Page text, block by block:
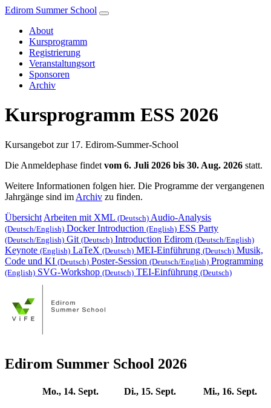
Edirom Summer School
About
Kursprogramm
Registrierung
Veranstaltungsort
Sponsoren
Archiv
Kursprogramm ESS 2026
Kursangebot zur 17. Edirom-Summer-School
Die Anmeldephase findet vom 6. Juli 2026 bis 30. Aug. 2026 statt.
Weitere Informationen folgen hier. Die Programme der vergangenen
Jahrgänge sind im Archiv zu finden.
Übersicht Arbeiten mit XML (Deutsch) Audio-Analysis
(Deutsch/English) Docker Introduction (English) ESS Party
(Deutsch/English) Git (Deutsch) Introduction Edirom (Deutsch/English)
Keynote (English) LaTeX (Deutsch) MEI-Einführung (Deutsch) Musik,
Code und KI (Deutsch) Poster-Session (Deutsch/English) Programming
(English) SVG-Workshop (Deutsch) TEI-Einführung (Deutsch)
Edirom Summer School 2026
Mo., 14. Sept. Di., 15. Sept. Mi., 16. Sept.